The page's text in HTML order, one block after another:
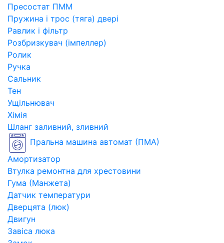
Пресостат ПММ
Пружина і трос (тяга) двері
Равлик і фільтр
Розбризкувач (імпеллер)
Ролик
Ручка
Сальник
Тен
Ущільнювач
Хімія
Шланг заливний, зливний
Пральна машина автомат (ПМА)
Амортизатор
Втулка ремонтна для хрестовини
Гума (Манжета)
Датчик температури
Дверцята (люк)
Двигун
Завіса люка